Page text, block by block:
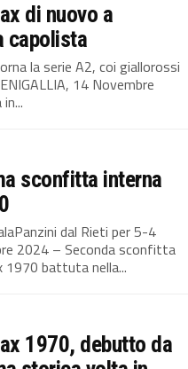
di nuovo a
capolista
la serie A2, coi giallorossi
14 Novembre
sconfitta interna
dal Rieti per 5-4
2024 – Seconda sconfitta
1970 battuta nella...
1970, debutto da